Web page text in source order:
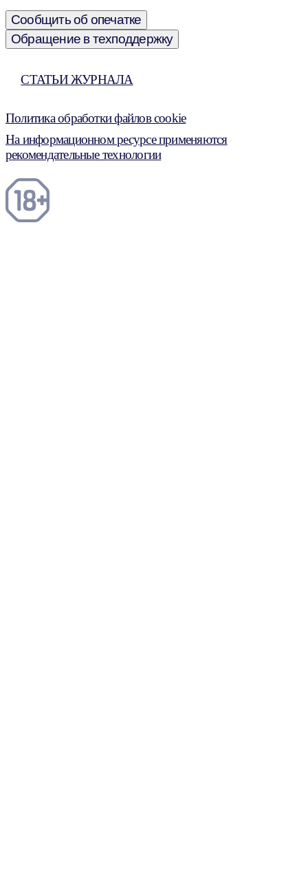
Сообщить об опечатке
Обращение в техподдержку
СТАТЬИ ЖУРНАЛА
Политика обработки файлов cookie
На информационном ресурсе применяются
рекомендательные технологии